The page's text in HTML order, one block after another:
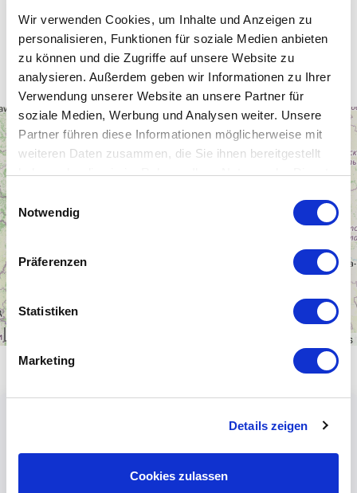
Wir verwenden Cookies, um Inhalte und Anzeigen zu
personalisieren, Funktionen für soziale Medien anbieten
zu können und die Zugriffe auf unsere Website zu
analysieren. Außerdem geben wir Informationen zu Ihrer
Verwendung unserer Website an unsere Partner für
soziale Medien, Werbung und Analysen weiter. Unsere
Partner führen diese Informationen möglicherweise mit
weiteren Daten zusammen, die Sie ihnen bereitgestellt
haben oder die sie im Rahmen Ihrer Nutzung der Dienste
Einwilligungsauswahl
Notwendig
Präferenzen
Statistiken
Marketing
Details zeigen
Cookies zulassen
Unsere WLAN-Hotspots in Ukraine
+
−
contributors